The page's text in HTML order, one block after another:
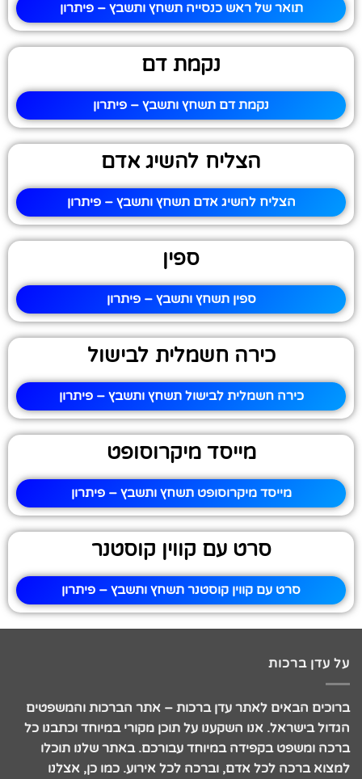
תואר של ראש כנסייה תשחץ ותשבץ – פיתרון
נקמת דם
נקמת דם תשחץ ותשבץ – פיתרון
הצליח להשיג אדם
הצליח להשיג אדם תשחץ ותשבץ – פיתרון
ספין
ספין תשחץ ותשבץ – פיתרון
כירה חשמלית לבישול
כירה חשמלית לבישול תשחץ ותשבץ – פיתרון
מייסד מיקרוסופט
מייסד מיקרוסופט תשחץ ותשבץ – פיתרון
סרט עם קווין קוסטנר
סרט עם קווין קוסטנר תשחץ ותשבץ – פיתרון
על עדן ברכות
ברוכים הבאים לאתר עדן ברכות – אתר הברכות והמשפטים
הגדול בישראל. אנו השקענו על תוכן מקורי במיוחד וכתבנו כל
ברכה ומשפט בקפידה במיוחד עבורכם. באתר שלנו תוכלו
למצוא ברכה לכל אדם, וברכה לכל אירוע. כמו כן, אצלנו